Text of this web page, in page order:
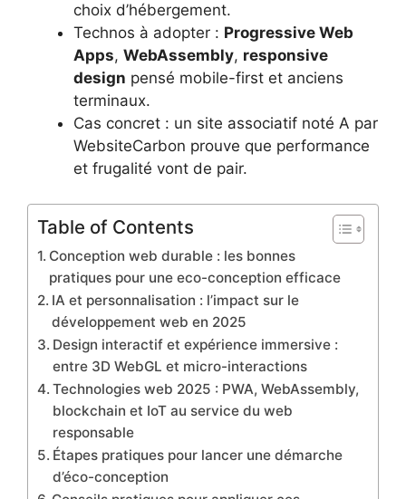
choix d’hébergement.
Technos à adopter : Progressive Web
Apps, WebAssembly, responsive
design pensé mobile-first et anciens
terminaux.
Cas concret : un site associatif noté A par
WebsiteCarbon prouve que performance
et frugalité vont de pair.
Table of Contents
Conception web durable : les bonnes
pratiques pour une eco-conception efficace
IA et personnalisation : l’impact sur le
développement web en 2025
Design interactif et expérience immersive :
entre 3D WebGL et micro-interactions
Technologies web 2025 : PWA, WebAssembly,
blockchain et IoT au service du web
responsable
Étapes pratiques pour lancer une démarche
d’éco-conception